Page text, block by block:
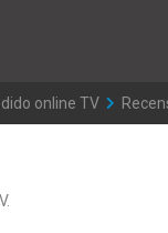
online TV >